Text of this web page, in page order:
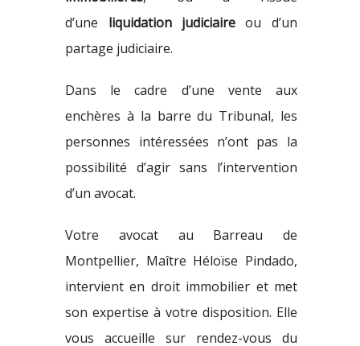
d’une liquidation judiciaire ou d’un
partage judiciaire.
Dans le cadre d’une vente aux
enchères à la barre du Tribunal, les
personnes intéressées n’ont pas la
possibilité d’agir sans l’intervention
d’un avocat.
Votre avocat au Barreau de
Montpellier, Maître Héloïse Pindado,
intervient en droit immobilier et met
son expertise à votre disposition. Elle
vous accueille sur rendez-vous du